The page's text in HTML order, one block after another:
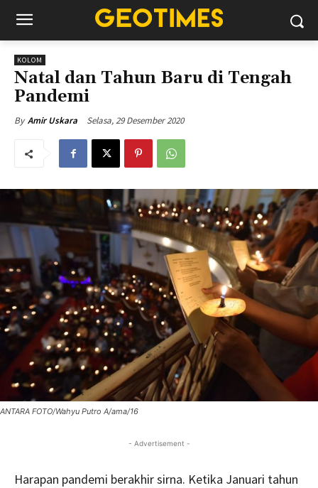
KOLOM
Natal dan Tahun Baru di Tengah
Pandemi
By Amir Uskara Selasa, 29 Desember 2020
ANTARA FOTO/Wahyu Putro A/ama/16
- Advertisement -
Harapan pandemi berakhir sirna. Ketika Januari tahun